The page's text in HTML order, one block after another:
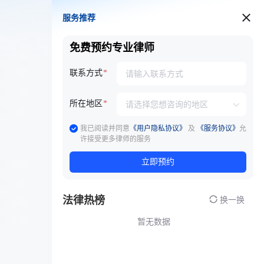
服务推荐
服务推荐
免费预约专业律师
联系方式
所在地区
我已阅读并同意 《用户隐私协议》 及 《服务协议》 允
许接受更多律师的服务
立即预约
法律热榜 换一换
暂无数据